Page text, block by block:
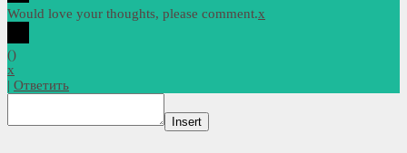
Would love your thoughts, please comment.x
()
x
| Ответить
Insert